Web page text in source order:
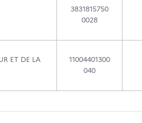
3831815750
0028
ET DE LA
11004401300
040